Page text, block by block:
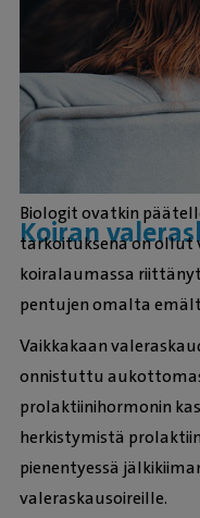
Koiran
Biologit ovatkin
tarkoituksena on ollut
koiralaumassa
pentujen omalta
Vaikkakaan
onnistuttu
prolaktiinihormonin
herkistymistä
pienentyessä
valeraskausoireille.